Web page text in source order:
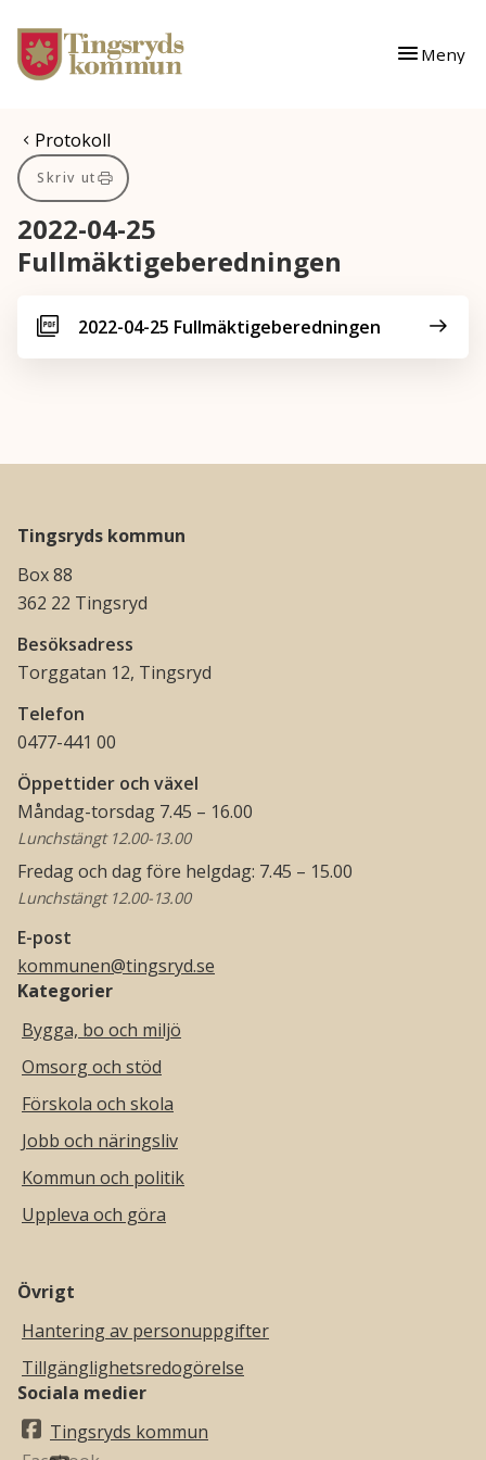
Gå till innehåll
Gå till huvudmeny
Meny
Du är här:
Protokoll
Skriv ut
2022-04-25
Fullmäktigeberedningen
2022-04-25 Fullmäktigeberedningen
Tingsryds kommun
Box 88
362 22 Tingsryd
Besöksadress
Torggatan 12, Tingsryd
Telefon
0477-441 00
Öppettider och växel
Måndag-torsdag 7.45 – 16.00
Lunchstängt 12.00-13.00
Fredag och dag före helgdag: 7.45 – 15.00
Lunchstängt 12.00-13.00
E-post
kommunen@tingsryd.se
Kategorier
Bygga, bo och miljö
Omsorg och stöd
Förskola och skola
Jobb och näringsliv
Kommun och politik
Uppleva och göra
Övrigt
Hantering av personuppgifter
Tillgänglighetsredogörelse
Sociala medier
Tingsryds kommun